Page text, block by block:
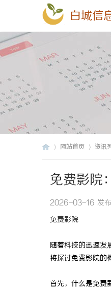
白城信
网站首页 资讯
免费影院
2026-03-16 发布
免费影院
随着科技的迅速发
将探讨免费影院的
首先，什么是免费